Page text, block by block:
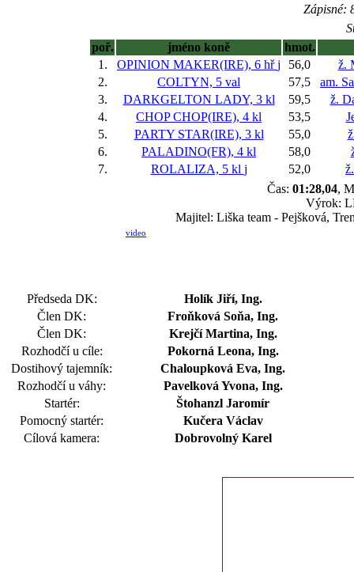
Zápisné:
poř.
jméno koně
hmot.
1.
OPINION MAKER(IRE), 6 hřj 56,0
ž.
2.
COLTYN, 5 val 57,5
am.
3.
DARKGELTON LADY, 3 kl 59,5
ž.
4.
CHOP CHOP(IRE), 4 kl 53,5
5.
PARTY STAR(IRE), 3 kl 55,0
6.
PALADINO(FR), 4 kl 58,0
7.
ROLALIZA, 5 kl j 52,0
Čas: 01:28,04,
Výrok:
Majitel: Liška team - Pejšková,
video
Předseda DK:
Holík Jiří, Ing.
Člen DK:
Froňková Soňa, Ing.
Člen DK:
Krejčí Martina, Ing.
Rozhodčí u cíle:
Pokorná Leona, Ing.
Dostihový tajemník:
Chaloupková Eva, Ing.
Rozhodčí u váhy:
Pavelková Yvona, Ing.
Startér:
Štohanzl Jaromír
Pomocný startér:
Kučera Václav
Cílová kamera:
Dobrovolný Karel